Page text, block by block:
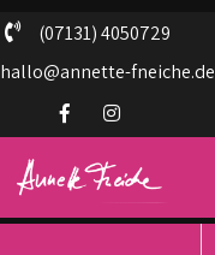
(07131) 4050729
hallo@annette-fneiche.de